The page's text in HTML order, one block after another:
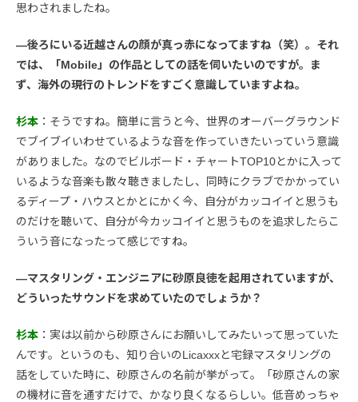
思わされましたね。
―後ろにいる近越さんの顔が真っ赤になってますね（笑）。それ
では、「Mobile」の作品としての話を伺いたいのですが。ま
ず、海外の現行のトレンドをすごく意識していますよね。
杉本 ：そうですね。簡単に言うと今、世界のオーバーグラウンド
でブイブイいわせているような音を作っていきたいっていう意識
がありました。なのでビルボード・チャートTOP10とかに入って
いるような音楽も散々聴きましたし、同時にクラブでかかってい
るディープ・ハウスとかとにかく今、自分がカッコイイと思うも
のだけを聴いて、自分が今カッコイイと思うものを追求したらこ
ういう音になったって感じですね。
―マスタリング・エンジニアに砂原良徳を起用されていますが、
どういったサウンドを求めていたのでしょうか？
杉本 ：実は以前から砂原さんにお願いしてみたいって思っていた
んです。というのも、知り合いのLicaxxxと宅録マスタリングの
話をしていた時に、砂原さんの名前が挙がって。「砂原さんの家
の機材に音を通すだけで、かなり良くなるらしい。低音めっちゃ